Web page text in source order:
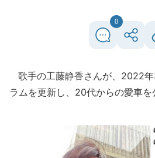
0
歌手の工藤静香さんが、2022
ラムを更新し、20代からの愛車を